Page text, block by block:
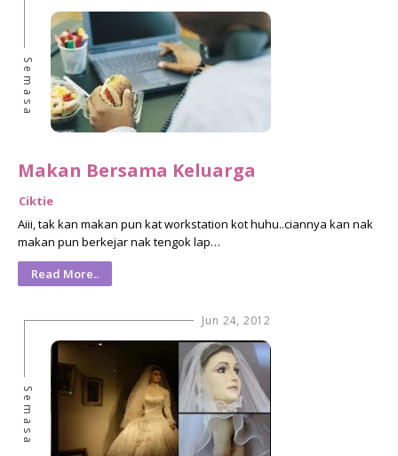
Semasa
Makan Bersama Keluarga
Ciktie
Aiii, tak kan makan pun kat workstation kot huhu..ciannya kan nak
makan pun berkejar nak tengok lap…
Read More..
Jun 24, 2012
Semasa